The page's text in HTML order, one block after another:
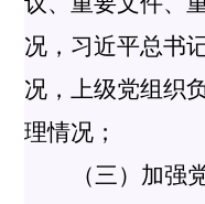
况，习近平总书
况，上级党组织
理情况；
（三）加强